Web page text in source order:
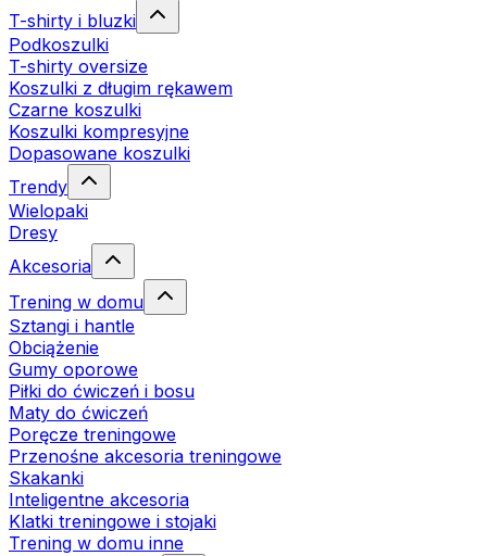
T-shirty i bluzki
Podkoszulki
T-shirty oversize
Koszulki z długim rękawem
Czarne koszulki
Koszulki kompresyjne
Dopasowane koszulki
Trendy
Wielopaki
Dresy
Akcesoria
Trening w domu
Sztangi i hantle
Obciążenie
Gumy oporowe
Piłki do ćwiczeń i bosu
Maty do ćwiczeń
Poręcze treningowe
Przenośne akcesoria treningowe
Skakanki
Inteligentne akcesoria
Klatki treningowe i stojaki
Trening w domu inne